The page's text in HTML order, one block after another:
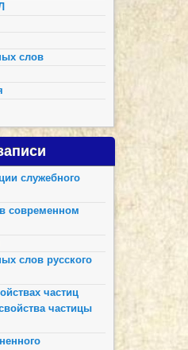
слов
служебного
современном
слов русского
частиц
частицы